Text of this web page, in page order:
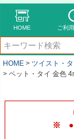
HOME ご利
HOME
ツイスト・
ペット・タイ 金色
※ ●